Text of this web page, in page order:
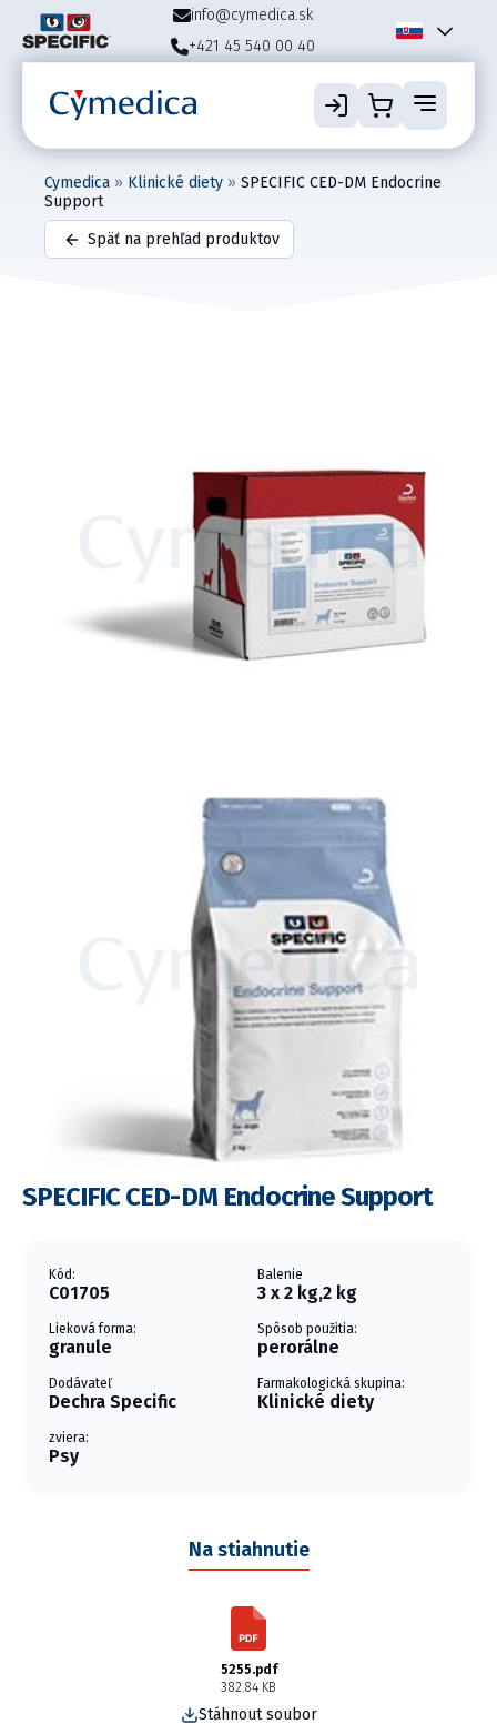
info@cymedica.sk
+421 45 540 00 40
Cymedica » Klinické diety » SPECIFIC CED-DM Endocrine
Support
Späť na prehľad produktov
SPECIFIC CED-DM Endocrine Support
Kód:
C01705
Balenie
3 x 2 kg,2 kg
Lieková forma:
granule
Spôsob použitia:
perorálne
Dodávateľ
Dechra Specific
Farmakologická skupina:
Klinické diety
zviera:
Psy
Na stiahnutie
5255.pdf
382.84 KB
Stáhnout soubor